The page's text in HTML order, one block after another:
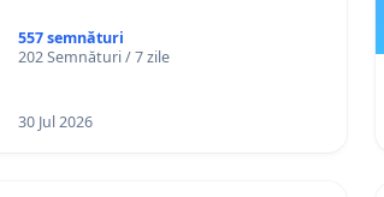
557 semnături
202 Semnături / 7 zile
30 Jul 2026